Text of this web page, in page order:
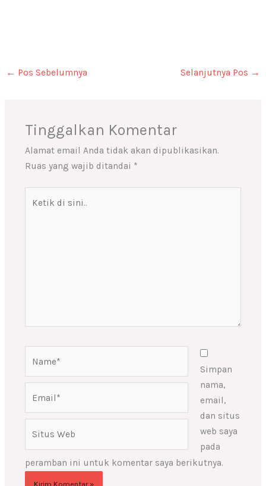
← Pos Sebelumnya Selanjutnya Pos →
Tinggalkan Komentar
Alamat email Anda tidak akan dipublikasikan.
Ruas yang wajib ditandai *
Simpan
nama,
email,
dan situs
web saya
pada
peramban ini untuk komentar saya berikutnya.